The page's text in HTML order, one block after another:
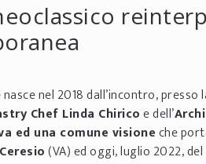
nel 2018 dall’incontro, presso
Chef Linda Chiricoe dell’
ed una comune visioneche
(VA) ed oggi, luglio 2022,